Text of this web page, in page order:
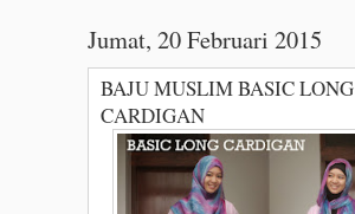
Kerudung, Mukena, Dll. Kualitas Butik
Harga Menarik. . WA 081372507000.
Jumat, 20 Februari 2015
BAJU MUSLIM BASIC LONG
CARDIGAN